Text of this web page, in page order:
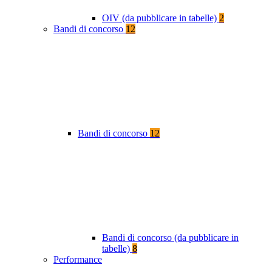
OIV (da pubblicare in tabelle) 2
Bandi di concorso 12
Bandi di concorso 12
Bandi di concorso (da pubblicare in
tabelle) 8
Performance